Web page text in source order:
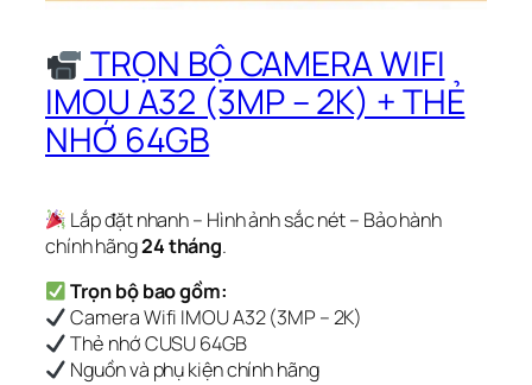
TRỌN BỘ CAMERA WIFI
IMOU A32 (3MP – 2K) + THẺ
NHỚ 64GB
Lắp đặt nhanh – Hình ảnh sắc nét – Bảo hành
chính hãng24 tháng.
Trọn bộ bao gồm:
Camera Wifi IMOU A32 (3MP – 2K)
Thẻ nhớ CUSU 64GB
Nguồn và phụ kiện chính hãng